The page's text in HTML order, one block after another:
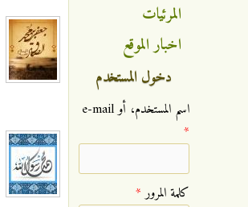
المرئيات
اخبار الموقع
دخول المستخدم
‏اسم المستخدم، أو e-mail
*
‏كلمة المرور ‏*